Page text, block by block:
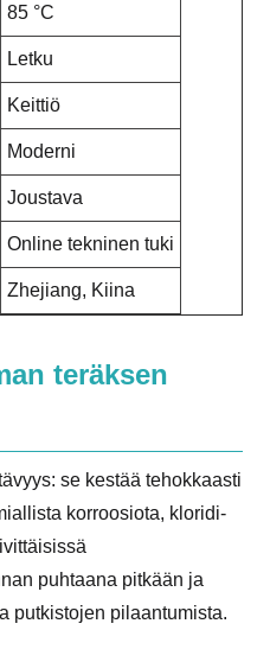
85 °C
Letku
Keittiö
Moderni
Joustava
Online tekninen tuki
Zhejiang, Kiina
teräksen
se kestää tehokkaasti
korroosiota, kloridi-
puhtaana pitkään ja
putkistojen pilaantumista.